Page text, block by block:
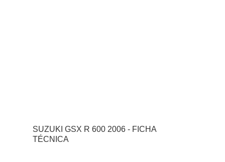
SUZUKI GSX R 600 2006 - FICHA
TÉCNICA